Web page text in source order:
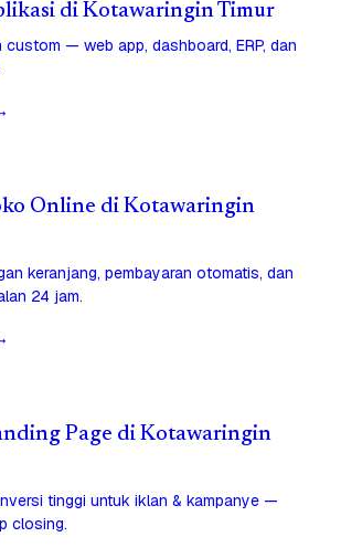
di Kotawaringin Timur
custom — web app, dashboard, ERP, dan
Online di Kotawaringin
keranjang, pembayaran otomatis, dan
24 jam.
Page di Kotawaringin
tinggi untuk iklan & kampanye —
closing.